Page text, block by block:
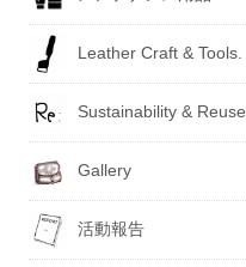
Leather Craft & Tools.
Sustainability & Reuse
Gallery
活動報告